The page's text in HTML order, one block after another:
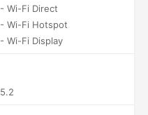
- Wi-Fi Direct
- Wi-Fi Hotspot
- Wi-Fi Display
5.2